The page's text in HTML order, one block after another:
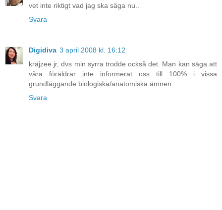
vet inte riktigt vad jag ska säga nu..
Svara
Digidiva 3 april 2008 kl. 16:12
kräjzee jr, dvs min syrra trodde också det. Man kan säga att
våra föräldrar inte informerat oss till 100% i vissa
grundläggande biologiska/anatomiska ämnen
Svara